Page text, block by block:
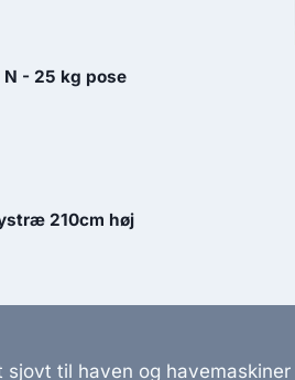
- 25 kg pose
210cm høj
til haven og havemaskiner